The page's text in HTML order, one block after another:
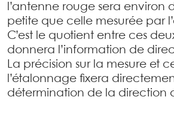
l’antenne rouge sera environ
petite que celle mesurée par
C’est le quotient entre ces
donnera l’information de
La précision sur la mesure et
l’étalonnage fixera
détermination de la direction